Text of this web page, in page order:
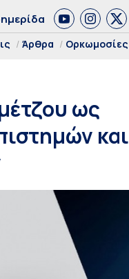
Άρθρα Ορκωμοσίες
ως
και